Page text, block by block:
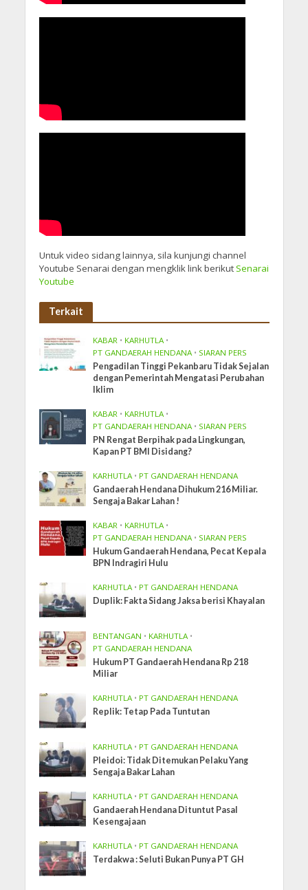
Untuk video sidang lainnya, sila kunjungi channel
Youtube Senarai dengan mengklik link berikutSenarai
Youtube
Terkait
KABAR • KARHUTLA •
PT GANDAERAH HENDANA • SIARAN PERS
Pengadilan Tinggi Pekanbaru Tidak Sejalan
dengan Pemerintah Mengatasi Perubahan
Iklim
KABAR • KARHUTLA •
PT GANDAERAH HENDANA • SIARAN PERS
PN Rengat Berpihak pada Lingkungan,
Kapan PT BMI Disidang?
KARHUTLA • PT GANDAERAH HENDANA
Gandaerah Hendana Dihukum 216 Miliar.
Sengaja Bakar Lahan !
KABAR • KARHUTLA •
PT GANDAERAH HENDANA • SIARAN PERS
Hukum Gandaerah Hendana, Pecat Kepala
BPN Indragiri Hulu
KARHUTLA • PT GANDAERAH HENDANA
Duplik: Fakta Sidang Jaksa berisi Khayalan
BENTANGAN • KARHUTLA •
PT GANDAERAH HENDANA
Hukum PT Gandaerah Hendana Rp 218
Miliar
KARHUTLA • PT GANDAERAH HENDANA
Replik: Tetap Pada Tuntutan
KARHUTLA • PT GANDAERAH HENDANA
Pleidoi: Tidak Ditemukan Pelaku Yang
Sengaja Bakar Lahan
KARHUTLA • PT GANDAERAH HENDANA
Gandaerah Hendana Dituntut Pasal
Kesengajaan
KARHUTLA • PT GANDAERAH HENDANA
Terdakwa : Seluti Bukan Punya PT GH